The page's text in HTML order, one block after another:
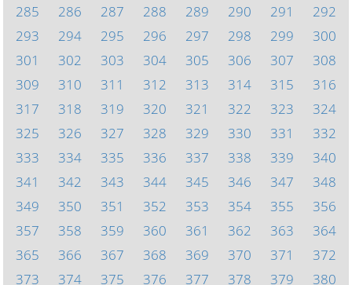
285
286 287 288 289 290 291
292
293
294 295 296 297 298 299
300
301
302 303 304 305 306 307
308
309
310 311 312 313 314 315
316
317
318 319 320 321 322 323
324
325
326 327 328 329 330 331
332
333
334 335 336 337 338 339
340
341
342 343 344 345 346 347
348
349
350 351 352 353 354 355
356
357
358 359 360 361 362 363
364
365
366 367 368 369 370 371
372
373
374 375 376 377 378 379 380